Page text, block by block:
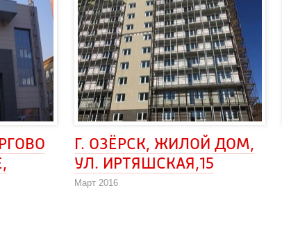
Г. ОЗЁРСК, ЖИЛОЙ ДОМ,
УЛ. ИРТЯШСКАЯ,15
Март 2016